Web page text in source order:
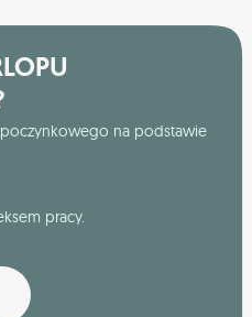
na podstawie
pracy.